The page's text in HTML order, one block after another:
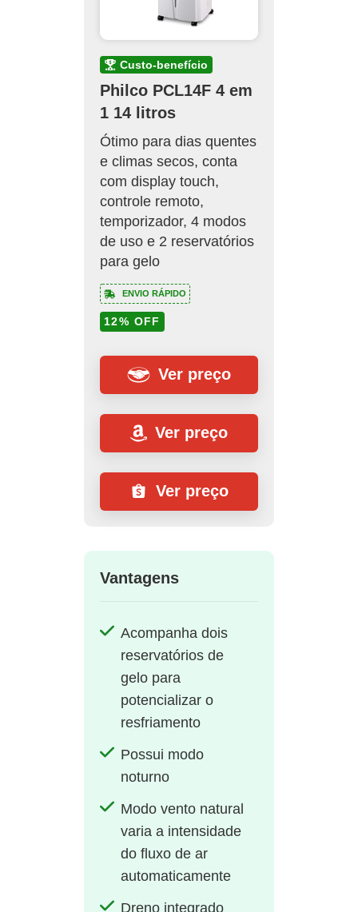
custo-benefício
Philco PCL14F 4 em
1 14 litros
Ótimo para dias quentes
e climas secos, conta
com display touch,
controle remoto,
temporizador, 4 modos
de uso e 2 reservatórios
para gelo
ENVIO RÁPIDO
12% OFF
Ver preço
Ver preço
Ver preço
Vantagens
Acompanha dois
reservatórios de
gelo para
potencializar o
resfriamento
Possui modo
noturno
Modo vento natural
varia a intensidade
do fluxo de ar
automaticamente
Dreno integrado